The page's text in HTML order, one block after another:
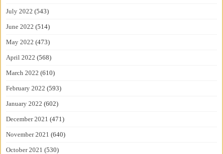
July 2022 (543)
June 2022 (514)
May 2022 (473)
April 2022 (568)
March 2022 (610)
February 2022 (593)
January 2022 (602)
December 2021 (471)
November 2021 (640)
October 2021 (530)